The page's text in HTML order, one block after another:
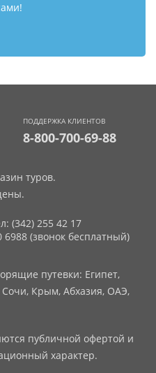
ПОДДЕРЖКА КЛИЕНТОВ
8-800-700-69-88
туров.
(342) 255 42 17
(звонок бесплатный)
путевки: Египет,
Крым, Абхазия, ОАЭ,
публичной офертой и
характер.